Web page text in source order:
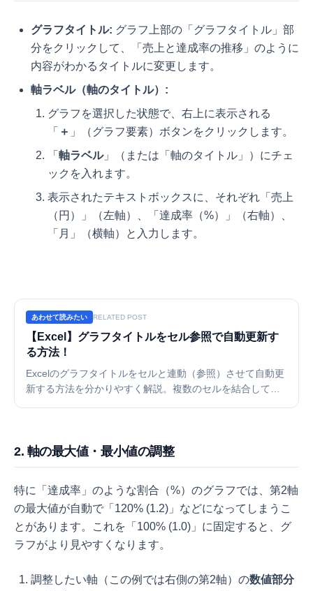
グラフタイトル: グラフ上部の「グラフタイトル」部
分をクリックして、「売上と達成率の推移」のように
内容がわかるタイトルに変更します。
軸ラベル（軸のタイトル）:
グラフを選択した状態で、右上に表示される
「 ＋ 」（グラフ要素）ボタンをクリックします。
「 軸ラベル」（または「軸のタイトル」）にチェ
ックを入れます。
表示されたテキストボックスに、それぞれ「売上
（円）」（左軸）、「達成率（%）」（右軸）、
「月」（横軸）と入力します。
あわせて読みたい RELATED POST
【Excel】グラフタイトルをセル参照で自動更新す
る方法！
Excelのグラフタイトルをセルと連動（参照）させて自動更
新する方法を分かりやすく解説。複数のセルを結合して表
2. 軸の最大値・最小値の調整
特に「達成率」のような割合（%）のグラフでは、第2軸
の最大値が自動で「120% (1.2)」などになってしまうこ
とがあります。これを「100% (1.0)」に固定すると、グ
ラフがより見やすくなります。
調整したい軸（この例では右側の第2軸）の数値部分